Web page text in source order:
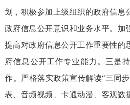
划，积极参加上级组织的政府信息
政府信息公开意识和业务水平。加
提高对政府信息公开工作重要性的
府信息公开工作专业能力。三是
作。严格落实政策宣传解读“三同
表、音频视频、卡通动漫、客观数